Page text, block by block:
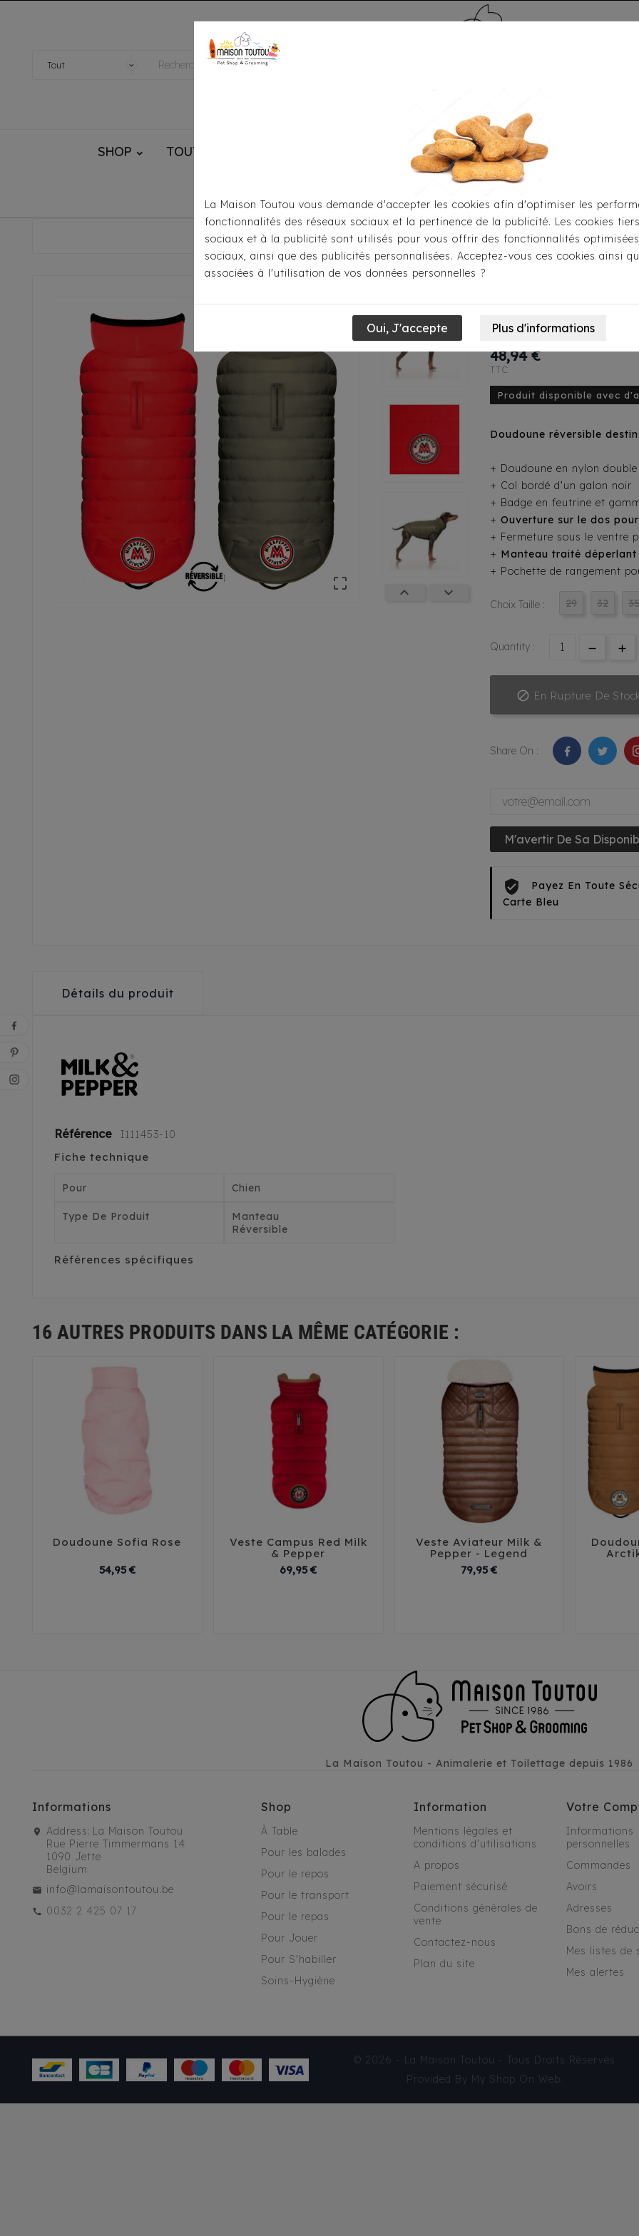
SHOP TOUTOU® HANDMADE MÉDAILLE - PET ID TAG TOILETTAGE
Accueil Pour S'habiller Manteaux Doudoune Réversible Milk & Pepper

 
Doudoune
Pepper Arctik
48,94 €
TTC
Produit disponible avec
Doudoune réversible
+ Doudoune en nylon
+ Col bordé d’un galon noir
+ Badge en feutrine et
+ Ouverture sur le dos
+ Fermeture sous le ventre
+ Manteau traité déperlant
+ Pochette de rangement
Choix Taille : 29 32 35
Quantity :
 En Rupture De
Share On :
M'avertir De Sa
Payez En Toute
Carte Bleu
Détails du produit
Référence I111453-10
Fiche technique
Pour Chien
Type De Produit
Manteau
Réversible
Références spécifiques
16 AUTRES PRODUITS DANS LA MÊME CATÉGORIE :
Doudoune Sofia Rose
54,95 €Prix
  
Veste Campus Red Milk
& Pepper
69,95 €Prix
  
Veste Aviateur Milk &
Pepper - Legend
79,95 €Prix

La Maison Toutou - Animalerie et Toilettage depuis 1986
Informations
Address: La Maison Toutou
Rue Pierre Timmermans 14
1090 Jette
Belgium
info@lamaisontoutou.be
0032 2 425 07 17
Shop
À Table
Pour les balades
Pour le repos
Pour le transport
Pour le repas
Pour Jouer
Pour S'habiller
Soins-Hygiène
Information
Mentions légales et
conditions d'utilisations
A propos
Paiement sécurisé
Conditions générales de
vente
Contactez-nous
Plan du site
Votre
Informations
personnelles
Commandes
Avoirs
Adresses
Bons de
Mes listes de
Mes alertes
La Maison Toutou vous demande d'accepter les cookies afin d'optimiser les
fonctionnalités des réseaux sociaux et la pertinence de la publicité. Les cookies
sociaux et à la publicité sont utilisés pour vous offrir des fonctionnalités
sociaux, ainsi que des publicités personnalisées. Acceptez-vous ces cookies ainsi
associées à l'utilisation de vos données personnelles ?
© 2026 - La Maison Toutou - Tous Droits Réservés
Provided By My Shop On Web